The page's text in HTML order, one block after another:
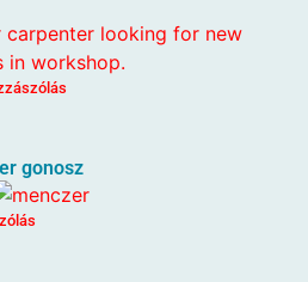
gonosz